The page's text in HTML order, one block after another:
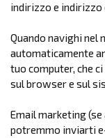
indirizzo e indirizzo
Quando navighi nel
automaticamente
tuo computer, che
sul browser e sul
Email marketing
potremmo inviarti